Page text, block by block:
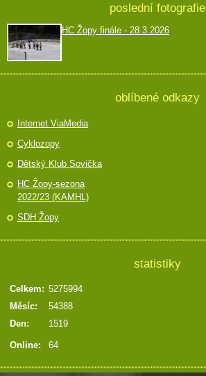
poslední fotografie
HC Žopy finále - 28.3.2026
oblíbené odkazy
Internet ViaMedia
Cyklozopy
Dětský Klub Sovička
HC Žopy-sezona
2022/23 (KAMHL)
SDH Žopy
statistiky
Online: 64
Celkem: 5275994
Měsíc:
54388
Den:
1519